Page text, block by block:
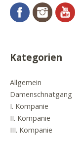
FacebookInstagram
Kategorien
Allgemein
Damenschnatgang
I. Kompanie
II. Kompanie
III. Kompanie